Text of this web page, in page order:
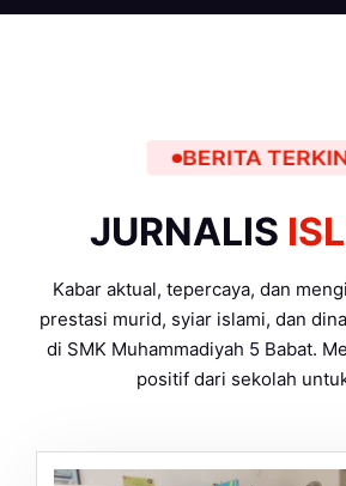
BERITA
JURNALIS
Kabar aktual, tepercaya, dan
prestasi murid, syiar islami, dan
di SMK Muhammadiyah 5 Babat.
positif dari sekolah